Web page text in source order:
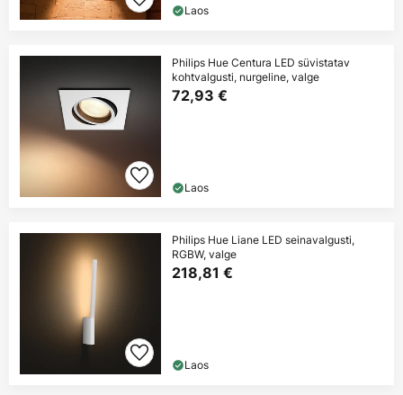
Laos
Philips Hue Centura LED süvistatav
kohtvalgusti, nurgeline, valge
72,93 €
Laos
Philips Hue Liane LED seinavalgusti,
RGBW, valge
218,81 €
Laos